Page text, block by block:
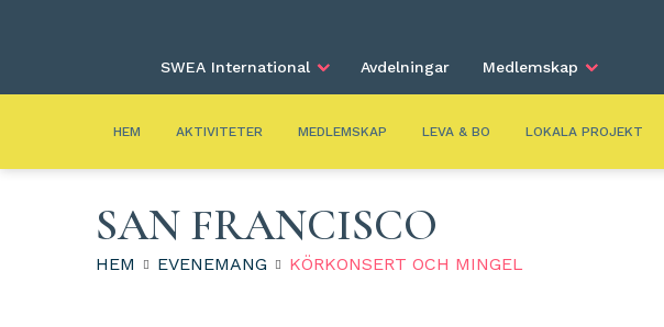
SWEA International Avdelningar Medlemskap
HEM AKTIVITETER MEDLEMSKAP LEVA & BO LOKALA PROJEKT
SAN FRANCISCO
HEM EVENEMANG KÖRKONSERT OCH MINGEL